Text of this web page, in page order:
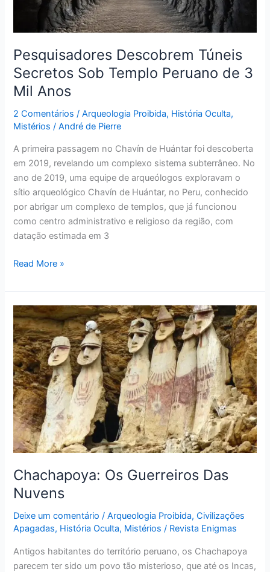
Pesquisadores Descobrem Túneis
Secretos Sob Templo Peruano de 3
Mil Anos
2 Comentários /Arqueologia Proibida, História Oculta,
Mistérios /André de Pierre
A primeira passagem no Chavín de Huántar foi descoberta
em 2019, revelando um complexo sistema subterrâneo. No
ano de 2019, uma equipe de arqueólogos exploravam o
sítio arqueológico Chavín de Huántar, no Peru, conhecido
por abrigar um complexo de templos, que já funcionou
como centro administrativo e religioso da região, com
datação estimada em 3
Mil
Anos
Read More »
Chachapoya: Os Guerreiros Das
Nuvens
Deixe um comentário /Arqueologia Proibida,Civilizações
Apagadas, História Oculta, Mistérios / Revista Enigmas
Antigos habitantes do território peruano, os Chachapoya
parecem ter sido um povo tão misterioso, que até os Incas,
Chachapoya:
Os
Guerreiros
Das
Nuvens